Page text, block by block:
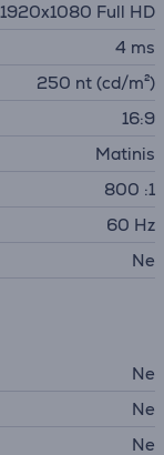
1920x1080 Full HD
4 ms
250 nt (cd/m²)
16:9
Matinis
800 :1
60 Hz
Ne
Ne
Ne
Ne